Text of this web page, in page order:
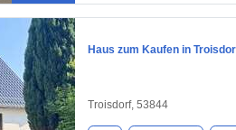
Haus zum Kaufen in
Troisdorf, 53844